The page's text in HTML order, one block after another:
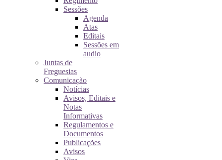
Sessões
Agenda
Atas
Editais
Sessões em
audio
Juntas de
Freguesias
Comunicação
Notícias
Avisos, Editais e
Notas
Informativas
Regulamentos e
Documentos
Publicações
Avisos